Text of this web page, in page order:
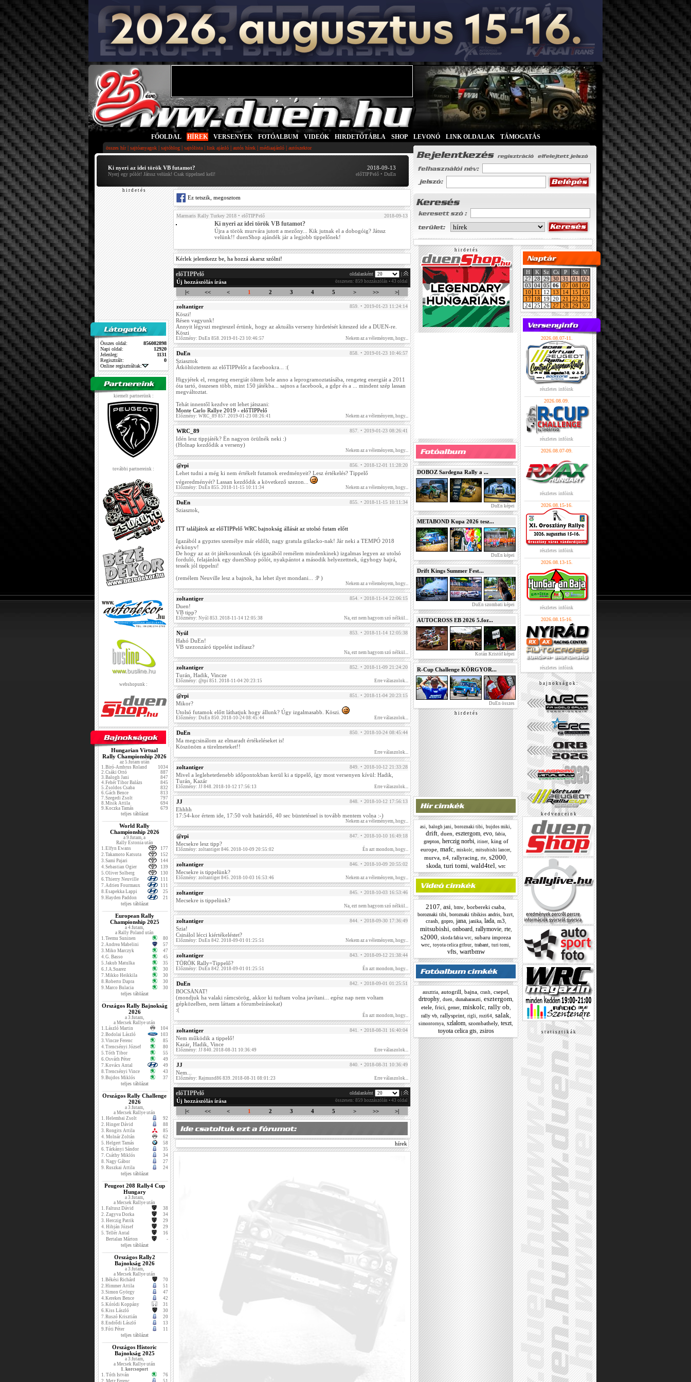
FŐOLDAL HÍREK VERSENYEK FOTÓALBUM VIDEÓK HIRDETŐTÁBLA SHOP LEVONÓ LINK OLDALAK TÁMOGATÁS
összes hír| sajtóanyagok | sajtóblog | sajtólista | link ajánló | autós hírek | médiaajánló | autószektor
Ki nyeri az idei török VB futamot?
Nyerj egy pólót! Játssz velünk! Csak tippelned kell!
2018-09-13
előTIPPelő • DuEn
h i r d e t é s
Összes oldal:
856082898
Napi oldal:
12920
Jelenleg:
1131
Regisztrált:
0
Online regisztráltak:
kiemelt partnerünk :
további partnereink :
webshopunk :
Hungarian Virtual
Rally Championship 2026
az 5.futam után
1.Biró-Ambrus Roland
1034
2.Csáki Ottó
887
3.Balogh Jani
847
4.Fehér Tibor Balázs
845
5.Zsoldos Csaba
832
6.Gách Bence
813
7.Szegedi Zsolt
797
8.Misik Attila
694
9.Koczka Tamás 679
teljes táblázat
World Rally
Championship 2026
a 9.futam, a
Rally Estonia után
1.Elfyn Ewans
177
2.Takamoto Katsuta
152
3.Sami Pajari
144
4.Sebastian Ogier
139
5.Oliver Solberg
130
6.Thierry Neuville
111
7.Adrien Fourmaux
111
8.Esapekka Lappi
25
9.Hayden Paddon 21
teljes táblázat
European Rally
Championship 2025
a 4.futam,
a Rally Poland után
1.Teemu Suninen
80
2.Andrea Mabelini
57
3.Miko Marczyk
47
4.G. Basso
45
5.Jakub Matulka
35
6.J.A.Suarez
30
7.Mikko Heikkila
30
8.Roberto Dapra
30
9.Marco Bulacia 30
teljes táblázat
Országos Rally Bajnokság
2026
a 3.futam,
a Mecsek Rallye után
1.László Martin
104
2.Bodolai László
103
3.Vincze Ferenc
85
4.Trencsényi József
80
5.Tóth Tibor
55
6.Osváth Péter
49
7.Kovács Antal
49
8.Trencsényi Vince
43
9.Bujdos Miklós 37
teljes táblázat
Országos Rally Challenge
2026
a 3.futam,
a Mecsek Rallye után
1. Helembai Zsolt
92
2. Hinger Dávid
88
3. Rongits Attila
85
4. Molnár Zoltán
62
5. Helgert Tamás
58
6. Tárkányi Sándor
35
7. Csáthy Miklós
34
8. Nagy Gábor
27
9. Ruszkai Attila 24
teljes táblázat
Peugeot 208 Rally4 Cup
Hungary
a 3.futam,
a Mecsek Rallye után
1. Faltusz Dávid
38
2. Zagyva Dorka
34
3. Herczig Patrik
29
4. Hibján József
29
5. Tellér Antal
16
Bertalan Márton
-
teljes táblázat
Országos Rally2
Bajnokság 2026
a 3.futam,
a Mecsek Rallye után
1.Békési Richárd
70
2.Himmer Attila
51
3.Simon György
47
4.Kerekes Bence
42
5.Kóródi Koppány
31
6.Kiss László
30
7.Ruszó Krisztián
20
8.Endrődi László
13
9.Fóti Péter 11
teljes táblázat
Országos Historic
Bajnokság 2025
a 3.futam,
a Mecsek Rallye után
1. korcsoport
1. Tóth István
76
2. Metz Ferenc 51
Ez tetszik, megosztom
Marmaris Rally Turkey 2018 • előTIPPelő 2018-09-13
Ki nyeri az idei török VB futamot?
Újra a török murvára jutott a mezőny... Kik jutnak el a dobogóig? Játssz
velünk!! duenShop ajándék jár a legjobb tippelőnek!
Kérlek jelentkezz be, ha hozzá akarsz szólni!
előTIPPelő oldalanként
Új hozzászólás írása összesen: 859 hozzászólás • 43 oldal
|< << < 1 2 3 4 5 > >> >|
zoltantiger 859. • 2019-01-23 11:24:14
Köszi!
Résen vagyunk!
Annyit légyszi megteszel értünk, hogy az aktuális verseny hirdetését kiteszed ide a DUEN-re.
Köszi
Előzmény: DuEn 858. 2019-01-23 10:46:57 Nekem az a véleményem, hogy...
DuEn 858. • 2019-01-23 10:46:57
Sziasztok
Átköltöztettem az előTIPPelőt a facebookra... :(
Higyjétek el, rengeteg energiát öltem bele anno a leprogramoztatásába, rengeteg energiát a 2011
óta tartó, összesen több, mint 150 játékba... sajnos a facebook, a gdpr és a ... mindent szép lassan
megváltoztat.
Tehát innentől kezdve ott lehet játszani:
Monte Carlo Rallye 2019 - előTIPPelő
Előzmény: WRC_89 857. 2019-01-23 08:26:41 Nekem az a véleményem, hogy...
WRC_89 857. • 2019-01-23 08:26:41
Idén lesz tippjáték? Én nagyon örülnék neki :)
(Holnap kezdődik a verseny)
Nekem az a véleményem, hogy...
@rpi 856. • 2018-12-01 11:28:20
Lehet tudni a még ki nem értékelt futamok eredményeit? Lesz értékelés? Tippelő
végeredményét? Lassan kezdődik a következő szezon...
Előzmény: DuEn 855. 2018-11-15 10:11:34 Nekem az a véleményem, hogy...
DuEn 855. • 2018-11-15 10:11:34
Sziasztok,
ITT találjátok az előTIPPelő WRC bajnokság állását az utolsó futam előtt
Igazából a gypztes személye már eldőlt, nagy gratula gtilacko-nak! Jár neki a TEMPÓ 2018
évkönyv!
De hogy az az öt játékosunknak (és igazából remélem mindenkinek) izgalmas legyen az utolsó
forduló, felajánlok egy duenShop pólót, nyakpántot a második helyezettnek, úgyhogy hajrá,
tessék jól tippelni!
(remélem Neuville lesz a bajnok, ha lehet ilyet mondani... :P )
Nekem az a véleményem, hogy...
zoltantiger 854. • 2018-11-14 22:06:15
Duen!
VB tipp?
Előzmény: Nyúl 853. 2018-11-14 12:05:38 Na, ezt nem hagyom szó nélkül...
Nyúl 853. • 2018-11-14 12:05:38
Hahó DuEn!
VB szezonzáró tippelést indítasz?
Na, ezt nem hagyom szó nélkül...
zoltantiger 852. • 2018-11-09 21:24:20
Turán, Hadik, Vincze
Előzmény: @rpi 851. 2018-11-04 20:23:15 Erre válaszolok...
@rpi 851. • 2018-11-04 20:23:15
Mikor?
Utolsó futamok előtt láthatjuk hogy állunk? Úgy izgalmasabb. Köszi.
Előzmény: DuEn 850. 2018-10-24 08:45:44 Erre válaszolok...
DuEn 850. • 2018-10-24 08:45:44
Ma megcsinálom az elmaradt értékeléseket is!
Köszönöm a türelmeteket!!
Erre válaszolok...
zoltantiger 849. • 2018-10-12 21:33:28
Mivel a leglehetetlenebb időpontokban kerül ki a tippelő, így most versenyen kívül: Hadik,
Turán, Kazár
Előzmény: JJ 848. 2018-10-12 17:56:13 Erre válaszolok...
JJ 848. • 2018-10-12 17:56:13
Ehhhh
17:54-kor értem ide, 17:50 volt határidő, 40 sec büntetéssel is tovább mentem volna :-)
Nekem az a véleményem, hogy...
@rpi 847. • 2018-10-10 16:49:18
Mecsekre lesz tipp?
Előzmény: zoltantiger 846. 2018-10-09 20:55:02 Én azt mondom, hogy...
zoltantiger 846. • 2018-10-09 20:55:02
Mecsekre is tippelünk?
Előzmény: zoltantiger 845. 2018-10-03 16:53:46 Nekem az a véleményem, hogy...
zoltantiger 845. • 2018-10-03 16:53:46
Mecsekre is tippelünk?
Na, ezt nem hagyom szó nélkül...
zoltantiger 844. • 2018-09-30 17:36:49
Szia!
Csinálol lécci kiértékeléstet?
Előzmény: DuEn 842. 2018-09-01 01:25:51 Nekem az a véleményem, hogy...
zoltantiger 843. • 2018-09-12 21:38:44
TÖRÖK Rally=Tippelő?
Előzmény: DuEn 842. 2018-09-01 01:25:51 Én azt mondom, hogy...
DuEn 842. • 2018-09-01 01:25:51
BOCSÁNAT!
(mondjuk ha valaki rámcsörög, akkor ki tudtam volna javítani... egész nap nem voltam
gépközelben, nem láttam a fórumbeírásokat)
:(
Én azt mondom, hogy...
zoltantiger 841. • 2018-08-31 16:40:04
Nem működik a tippelő!
Kazár, Hadik, Vince
Előzmény: JJ 840. 2018-08-31 10:36:49 Erre válaszolok...
JJ 840. • 2018-08-31 10:36:49
Nem...
Előzmény: Rajmund86 839. 2018-08-31 08:01:23 Erre válaszolok...
előTIPPelő oldalanként
Új hozzászólás írása összesen: 859 hozzászólás • 43 oldal
|< << < 1 2 3 4 5 > >> >|
hírek
h i r d e t é s
DOBOZ Sardegna Rally a ...
DuEn képei
METABOND Kupa 2026 tesz...
DuEn képei
Drift Kings Summer Fest...
DuEn szombati képei
AUTOCROSS EB 2026 5.for...
Kotán Kristóf képei
R-Cup Challenge KÖRGYOR...
DuEn összes
h i r d e t é s
asi balogh jani boroznaki tibi bujdos miki
drift, duen esztergom, evo, fabia,
grepton, herczig norbi, itiner, king of
europe, mafc, miskolc, mitsubishi lancer,
murva n4 rallyracing rte s2000
skoda turi tomi wald4tel wrc
2107 asi bmw borbereki csaba
boroznaki tibi boroznaki tibikiss andris bzrt
crash
gopro, jana, janika, lada, m3
mitsubishi onboard rallymovie, rte,
s2000 skoda fabia wrc subaru impreza
wrc toyota celica gtfour trabant turi tomi
vfts, wartbmw
ausztria, autogrill bajna, crash csepel
drtrophy, duen dunaharaszti esztergom,
etele, frici gemer, miskolc, rally ob
rally vb, rallysprint, rigli rozi64, salak
simontornya szlalom szombathely, teszt
toyota celica gts, zsiros
H K Sz Cs P Sz
V
27 28 29 30 31 01
02
03 04 05 06 07 08
09
10
11 12 13 14 15
16
17
18 19 20 21 22
23
24 25 26 27 28 29 30
2026.08.07-11.
részletes infóink
2026.08.09.
részletes infóink
2026.08.07-09.
részletes infóink
2026.08.15-16.
részletes infóink
2026.08.13-15.
részletes infóink
2026.08.15-16.
részletes infóink
b a j n o k s á g o k :
k e d v e n c e i n k
s t a t i s z t i k á k